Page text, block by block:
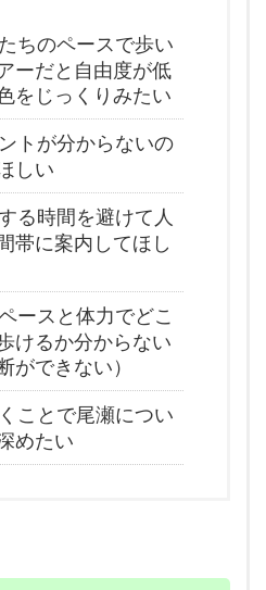
ちのペースで歩い
ーだと自由度が低
をじっくりみたい
トが分からないの
しい
る時間を避けて人
帯に案内してほし
ースと体力でどこ
けるか分からない
ができない）
ことで尾瀬につい
めたい